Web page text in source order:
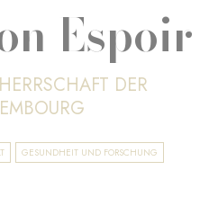
Espoir
DER
GESUNDHEIT UND FORSCHUNG